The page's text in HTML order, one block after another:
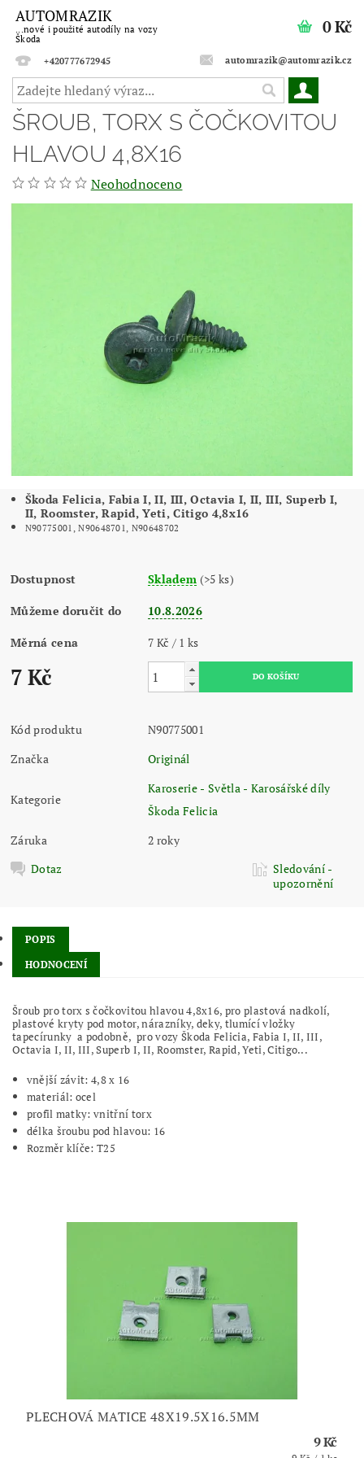
AUTOMRAZIK
...nové i použité autodíly na vozy
Škoda
+420777672945
automrazik@automrazik.cz
0 Kč
ŠROUB, TORX S ČOČKOVITOU
HLAVOU 4,8X16
Neohodnoceno
Škoda Felicia, Fabia I, II, III, Octavia I, II, III, Superb I,
II, Roomster, Rapid, Yeti, Citigo 4,8x16
N90775001, N90648701, N90648702
Dostupnost Skladem (>5 ks)
Můžeme doručit do 10.8.2026
Měrná cena 7 Kč / 1 ks
7 Kč
Kód produktu
N90775001
Značka
Originál
Kategorie
Karoserie - Světla - Karosářské díly
Škoda Felicia
Záruka
2 roky
Dotaz
Sledování -
upozornění
POPIS
HODNOCENÍ
Šroub pro torx s čočkovitou hlavou 4,8x16, pro plastová nadkolí,
plastové kryty pod motor, nárazníky, deky, tlumící vložky
tapecírunky a podobně, pro vozy Škoda Felicia, Fabia I, II, III,
Octavia I, II, III, Superb I, II, Roomster, Rapid, Yeti, Citigo...
vnější závit:4,8 x 16
materiál: ocel
profil matky:vnitřní torx
délka šroubu pod hlavou: 16
Rozměr klíče:T25
PLECHOVÁ MATICE 48X19.5X16.5MM
9 Kč